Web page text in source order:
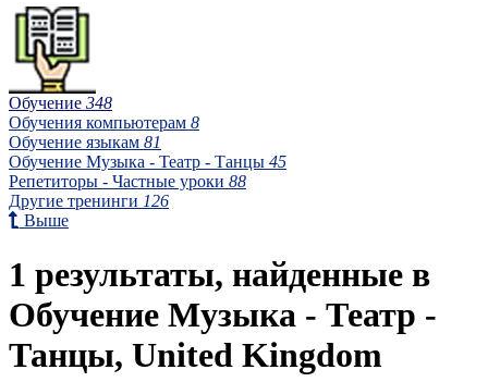
Обучение 348
Обучения компьютерам 8
Обучение языкам 81
Обучение Музыка - Театр - Танцы 45
Репетиторы - Частные уроки 88
Другие тренинги 126
Выше
1 результаты, найденные в
Обучение Музыка - Театр -
Танцы, United Kingdom